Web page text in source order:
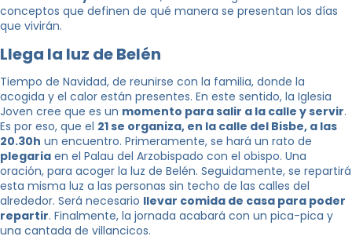
conceptos que definen de qué manera se presentan los días
que vivirán.
Llega la luz de Belén
Tiempo de Navidad, de reunirse con la familia, donde la
acogida y el calor están presentes. En este sentido, la Iglesia
Joven cree que es un momento para salir a la calle y servir.
Es por eso, que el 21 se organiza, en la calle del Bisbe, a las
20.30h un encuentro. Primeramente, se hará un rato de
plegaria en el Palau del Arzobispado con el obispo. Una
oración, para acoger la luz de Belén. Seguidamente, se repartirá
esta misma luz a las personas sin techo de las calles del
alrededor. Será necesario llevar comida de casa para poder
repartir. Finalmente, la jornada acabará con un pica-pica y
una cantada de villancicos.